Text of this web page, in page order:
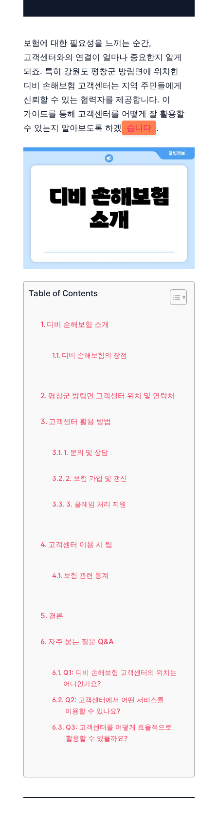
보험에 대한 필요성을 느끼는 순간,
고객센터와의 연결이 얼마나 중요한지 알게
되죠. 특히 강원도 평창군 방림면에 위치한
디비 손해보험 고객센터는 지역 주민들에게
신뢰할 수 있는 협력자를 제공합니다. 이
가이드를 통해 고객센터를 어떻게 잘 활용할
수 있는지 알아보도록 하겠
습니다 .
Table of Contents
디비 손해보험 소개
디비 손해보험의 장점
평창군 방림면 고객센터 위치 및 연락처
고객센터 활용 방법
1. 문의 및 상담
2. 보험 가입 및 갱신
3. 클레임 처리 지원
고객센터 이용 시 팁
보험 관련 통계
결론
자주 묻는 질문 Q&A
Q1: 디비 손해보험 고객센터의 위치는
어디인가요?
Q2: 고객센터에서 어떤 서비스를
이용할 수 있나요?
Q3: 고객센터를 어떻게 효율적으로
활용할 수 있을까요?